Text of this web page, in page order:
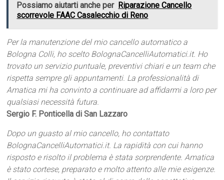
Possiamo aiutarti anche per Riparazione Cancello
scorrevole FAAC Casalecchio di Reno
Per la manutenzione del mio cancello automatico a
Bologna Colli, ho scelto BolognaCancelliAutomatici.it. Ho
trovato un servizio puntuale, preventivi chiari e un team che
rispetta sempre gli appuntamenti. La professionalità di
Amatica mi ha convinto a continuare ad affidarmi a loro per
qualsiasi necessità futura.
Sergio F. Ponticella di San Lazzaro
Dopo un guasto al mio cancello, ho contattato
BolognaCancelliAutomatici.it. La rapidità con cui hanno
risposto e risolto il problema è stata sorprendente. Amatica
è stato cortese, preparato e molto attento alle mie esigenze.